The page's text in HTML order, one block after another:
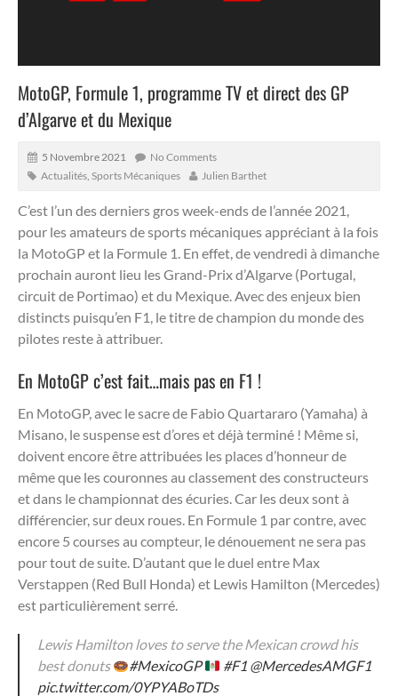
MotoGP, Formule 1, programme TV et direct des GP
d’Algarve et du Mexique
5 Novembre 2021
No Comments
Actualités Sports Mécaniques Julien Barthet
C’est l’un des derniers gros week-ends de l’année 2021,
pour les amateurs de sports mécaniques appréciant à la fois
la MotoGP et la Formule 1. En effet, de vendredi à dimanche
prochain auront lieu les Grand-Prix d’Algarve (Portugal,
circuit de Portimao) et du Mexique.Avec des enjeux bien
distincts puisqu’en F1, le titre de champion du monde des
pilotes reste à attribuer.
En MotoGP c’est fait…mais pas en F1 !
En MotoGP, avec le sacre de Fabio Quartararo (Yamaha) à
Misano, le suspense est d’ores et déjà terminé ! Même si,
doivent encore être attribuées les places d’honneur de
même que les couronnes au classement des constructeurs
et dans le championnat des écuries. Car les deux sont à
différencier, sur deux roues. En Formule 1 par contre, avec
encore 5 courses au compteur, le dénouement ne sera pas
pour tout de suite. D’autant que le duel entre Max
Verstappen (Red Bull Honda) et Lewis Hamilton (Mercedes)
est particulièrement serré.
Lewis Hamilton loves to serve the Mexican crowd his
best donuts
#MexicoGP #F1 @MercedesAMGF1
pic.twitter.com/0YPYABoTDs